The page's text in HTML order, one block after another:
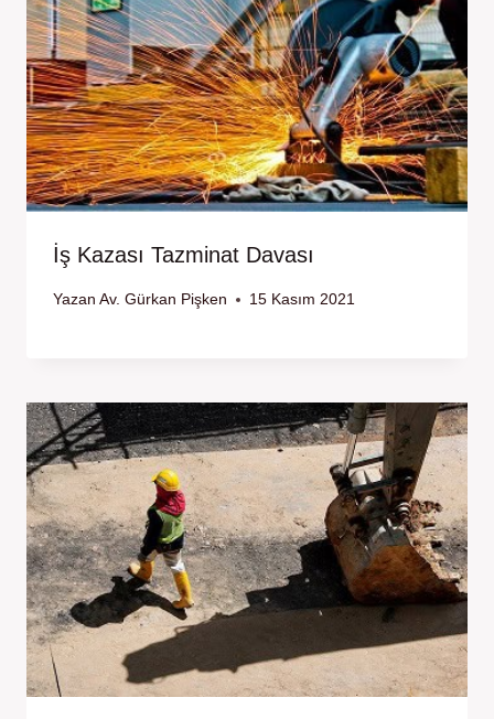
İş Kazası Tazminat Davası
Yazan Av. Gürkan Pişken 15 Kasım 2021